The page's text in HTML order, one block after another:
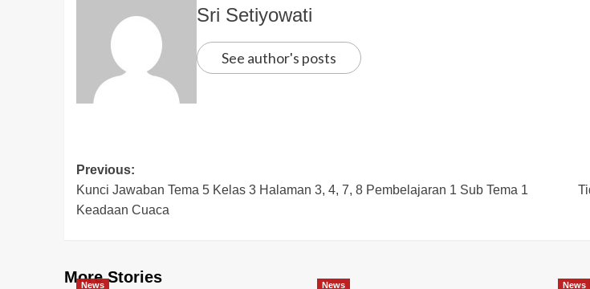
Sri Setiyowati
See author's posts
Previous:
Kunci Jawaban Tema 5 Kelas 3 Halaman 3, 4, 7, 8 Pembelajaran 1 Sub Tema 1
Keadaan Cuaca
More Stories
News News News